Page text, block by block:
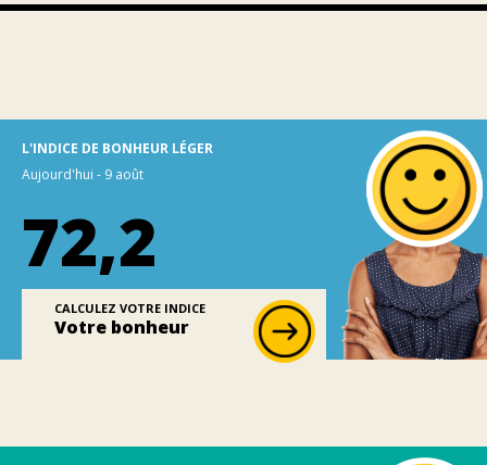
L'INDICE DE BONHEUR LÉGER
Aujourd'hui - 9 août
72,2
CALCULEZ VOTRE INDICE
Votre bonheur